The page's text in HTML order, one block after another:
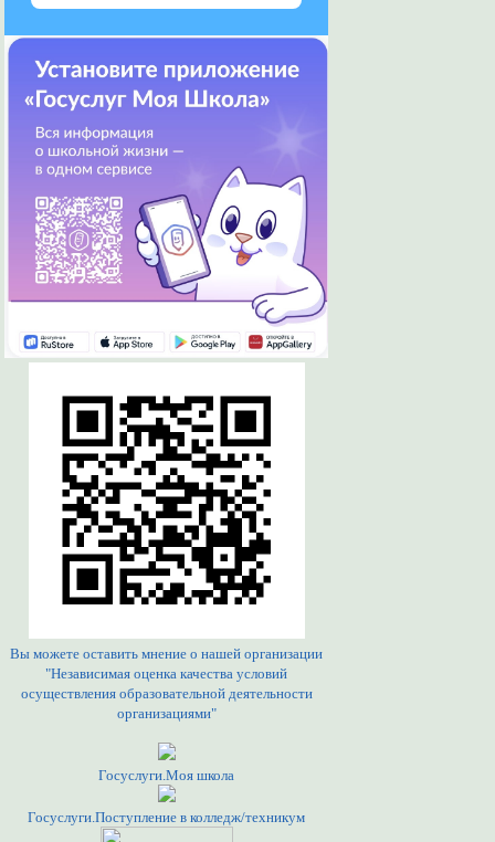
Вы можете оставить мнение о нашей организации
"Независимая оценка качества условий
осуществления образовательной деятельности
организациями"
Госуслуги.Моя школа
Госуслуги.Поступление в колледж/техникум